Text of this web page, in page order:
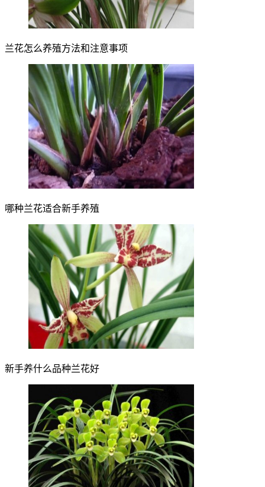
兰花怎么养殖方法和注意事项
哪种兰花适合新手养殖
新手养什么品种兰花好